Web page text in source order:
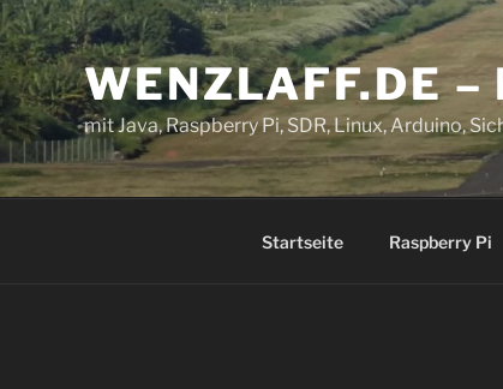
Zum
Inhalt
springen WENZLAFF.DE –
mit Java, Raspberry Pi, SDR, Linux, Arduino,
Startseite Raspberry Pi